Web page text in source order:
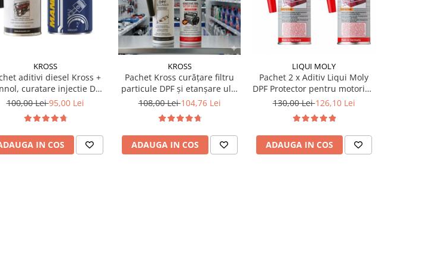
KROSS
aditivi diesel Kross +
curatare injectie DPF
si stabilizare ulei
100,00 Lei95,00 Lei
IN COS
KROSS
Pachet Kross curățare filtru
particule DPF și etanșare ulei
250 ml + 250 ml
108,00 Lei104,76 Lei
ADAUGA IN COS
LIQUI MOLY
Pachet 2 x Aditiv Liqui Moly
DPF Protector pentru motorina
si protectie filtru particule 250
130,00 Lei126,10 Lei
ADAUGA IN COS